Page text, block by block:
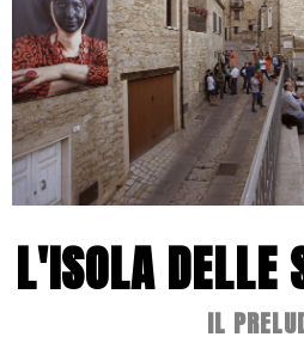
L'ISOLA DELLE
IL